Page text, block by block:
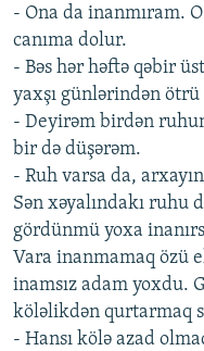
- Ona da inanmıram.
canıma dolur.
- Bəs hər həftə qəbir
yaxşı günlərindən ötrü
- Deyirəm birdən
bir də düşərəm.
- Ruh varsa da,
Sən xəyalındakı
gördünmü yoxa
Vara inanmamaq özü
inamsız adam yoxdu.
köləlikdən qurtarmaq
- Hansı kölə azad